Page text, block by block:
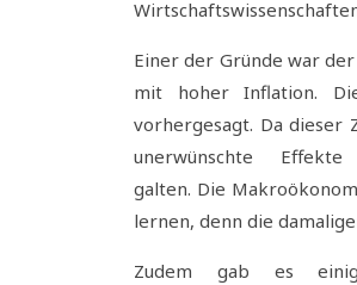
Einer der Gründe war
mit hoher Inflation.
vorhergesagt. Da dieser
unerwünschte
galten. Die
lernen, denn die
Zudem gab es